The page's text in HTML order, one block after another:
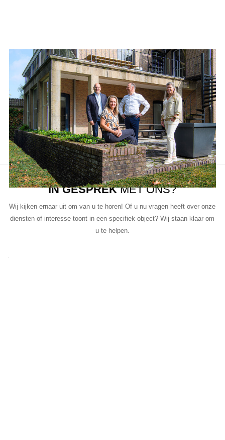
Aanbod van LUC
Neem de tijd om onze lijst met beschikbare object te bekijken en
aarzel niet om contact met ons op te nemen als u vragen heeft, meer
informatie wilt of een bezichtiging wil plannen.
Ons team van vastgoedprofessionals staat klaar om u te helpen bij
elke stap van het proces.
IN GESPREKMET ONS?
Wij kijken ernaar uit om van u te horen! Of u nu vragen heeft over onze
diensten of interesse toont in een specifiek object? Wij staan klaar om
u te helpen.